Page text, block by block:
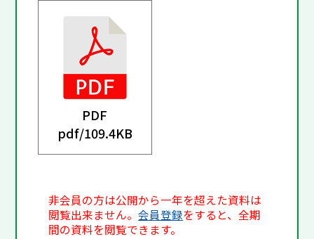
PDF
pdf/109.4KB
非会員の方は公開から一年を超えた資料は
閲覧出来ません。会員登録をすると、全期
間の資料を閲覧できます。